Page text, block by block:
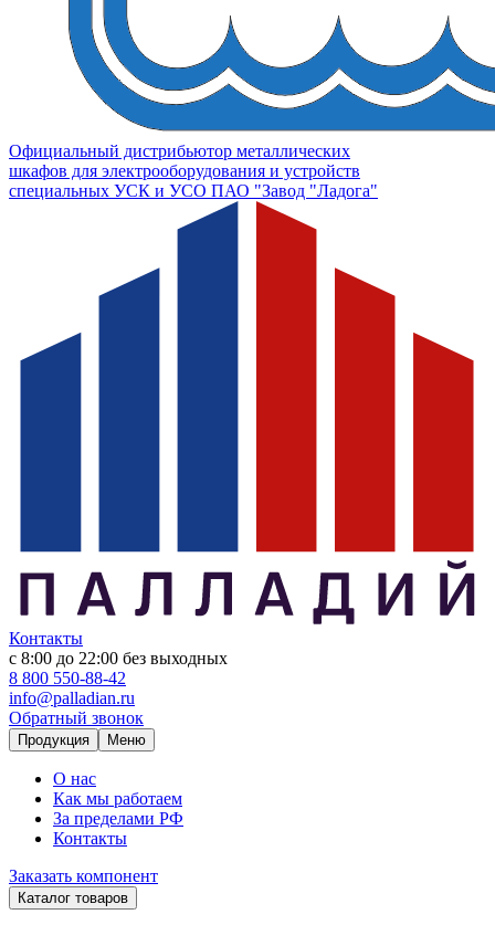
Официальный дистрибьютор металлических
шкафов для электрооборудования и устройств
специальных УСК и УСО ПАО "Завод "Ладога"
Контакты
с 8:00 до 22:00 без выходных
8 800 550-88-42
info@palladian.ru
Обратный звонок
Продукция Меню
О нас
Как мы работаем
За пределами РФ
Контакты
Заказать компонент
Каталог товаров